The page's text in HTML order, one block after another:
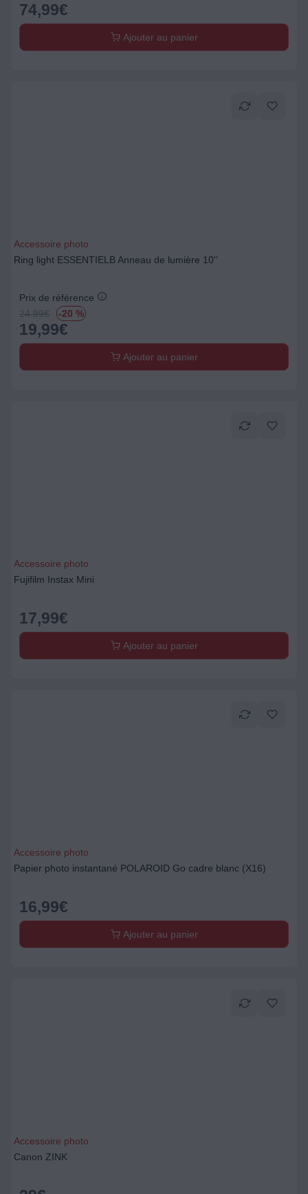
74,99€
Ajouter au panier
Accessoire photo
Ring light ESSENTIELB Anneau de lumière 10''
Prix de référence
24.99€ -20 %
19,99€
Ajouter au panier
Accessoire photo
Fujifilm Instax Mini
17,99€
Ajouter au panier
Accessoire photo
Papier photo instantané POLAROID Go cadre blanc (X16)
16,99€
Ajouter au panier
Accessoire photo
Canon ZINK